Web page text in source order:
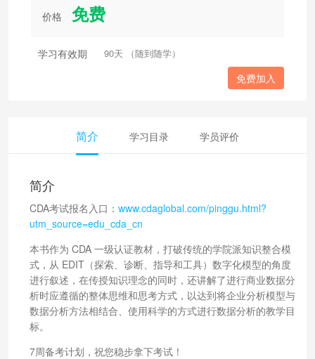
价格 免费
学习有效期 90天 （随到随学）
免费加入
简介 学习目录 学员评价
简介
CDA考试报名入口： www.cdaglobal.com/pinggu.html?
utm_source=edu_cda_cn
本书作为 CDA 一级认证教材，打破传统的学院派知识整合模
式，从 EDIT（探索、诊断、指导和工具）数字化模型的角度
进行叙述，在传授知识理念的同时，还讲解了进行商业数据分
析时应遵循的整体思维和思考方式，以达到将企业分析模型与
数据分析方法相结合、使用科学的方式进行数据分析的教学目
标。
7周备考计划，祝您稳步拿下考试！